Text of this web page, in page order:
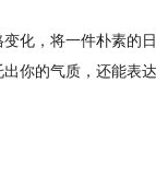
化，将一件朴素的
你的气质，还能表